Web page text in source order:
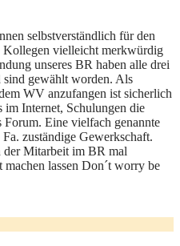
selbstverständlich für den
Kollegen vielleicht merkwürdig
unseres BR haben alle drei
gewählt worden. Als
WV anzufangen ist sicherlich
im Internet, Schulungen die
Forum. Eine vielfach genannte
zuständige Gewerkschaft.
der Mitarbeit im BR mal
lassen Don´t worry be